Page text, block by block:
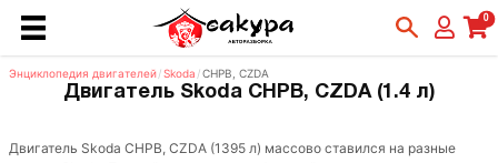
0
Энциклопедия двигателей/Skoda /CHPB, CZDA
Двигатель Skoda CHPB, CZDA (1.4 л)
Двигатель Skoda CHPB, CZDA (1395 л) массово ставился на разные